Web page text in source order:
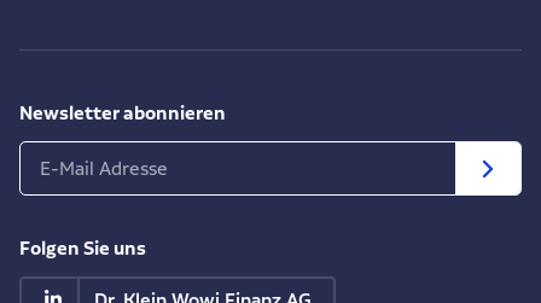
Newsletter abonnieren
Folgen Sie uns